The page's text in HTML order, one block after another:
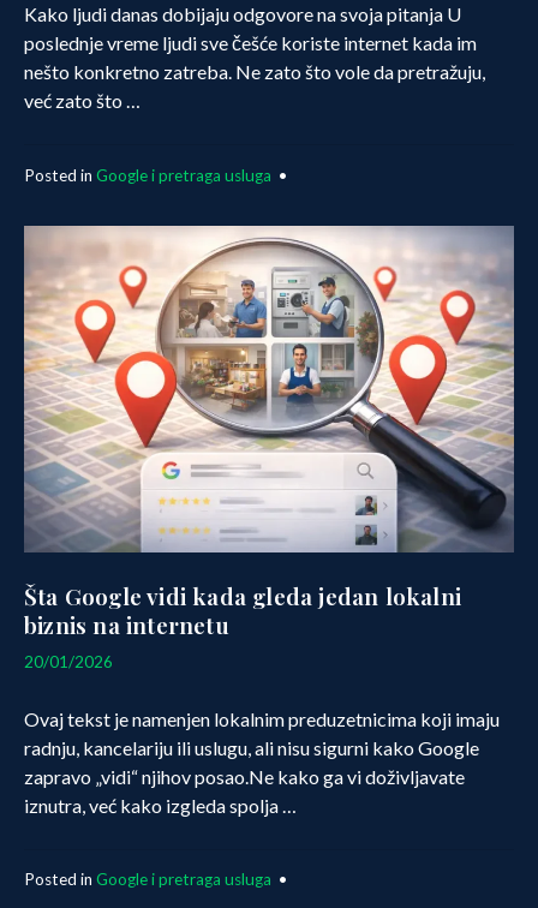
Kako ljudi danas dobijaju odgovore na svoja pitanja U
poslednje vreme ljudi sve češće koriste internet kada im
nešto konkretno zatreba. Ne zato što vole da pretražuju,
već zato što …
Posted in Google i pretraga usluga •
Šta Google vidi kada gleda jedan lokalni
biznis na internetu
20/01/2026
Ovaj tekst je namenjen lokalnim preduzetnicima koji imaju
radnju, kancelariju ili uslugu, ali nisu sigurni kako Google
zapravo „vidi“ njihov posao.Ne kako ga vi doživljavate
iznutra, već kako izgleda spolja …
Posted in Google i pretraga usluga •